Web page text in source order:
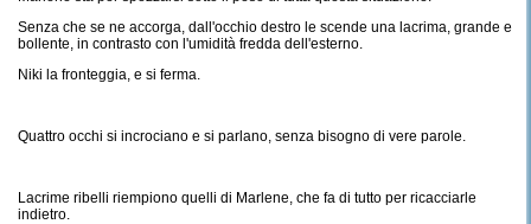
Senza che se ne accorga, dall'occhio destro le scende una lacrima, grande e
bollente, in contrasto con l'umidità fredda dell'esterno.
Niki la fronteggia, e si ferma.
Quattro occhi si incrociano e si parlano, senza bisogno di vere parole.
Lacrime ribelli riempiono quelli di Marlene, che fa di tutto per ricacciarle
indietro.